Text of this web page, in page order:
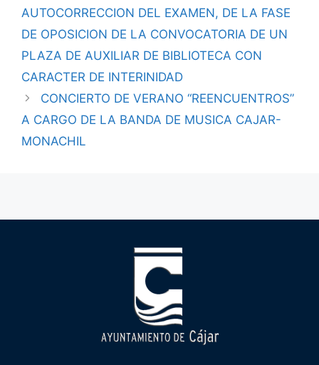
AUTOCORRECCION DEL EXAMEN, DE LA FASE
DE OPOSICION DE LA CONVOCATORIA DE UN
PLAZA DE AUXILIAR DE BIBLIOTECA CON
CARACTER DE INTERINIDAD
CONCIERTO DE VERANO “REENCUENTROS”
A CARGO DE LA BANDA DE MUSICA CAJAR-
MONACHIL